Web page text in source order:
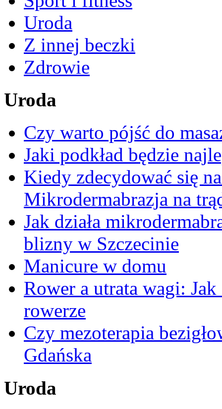
Uroda
Z innej beczki
Zdrowie
Uroda
Czy warto pójść do
Jaki podkład będzie
Kiedy zdecydować się
Mikrodermabrazja na
Jak działa
blizny w Szczecinie
Manicure w domu
Rower a utrata wagi:
rowerze
Czy mezoterapia
Gdańska
Uroda